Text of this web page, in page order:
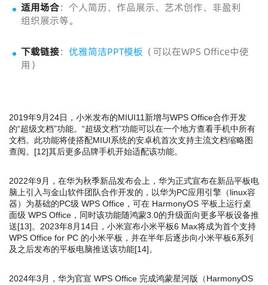
适用场合：个人简历、作品展示、艺术创作、非盈利
组织展示等。
下载链接： 优雅简洁PPT模板 （可以在WPS Office中使
用）
2019年9月24日，小米发布的MIUI11新增与WPS Office合作开发
的“超级文档”功能。“超级文档”功能可以在一个地方查看手机中所有
文档。此功能将使搭配MIUI系统的安卓机首次支持主流文档缩略图
查阅。 [12]其后更多品牌手机开始适配该功能。
2022年9月，在华为秋季新品发布会上，华为正式宣布在新品平板电
脑上引入与金山软件团队合作开发的，以华为PC应用引擎（linux容
器）为基础的PC级 WPS Office，可在 HarmonyOS 平板上运行桌
面级 WPS Office，同时该功能随鸿蒙3.0的升级面向更多平板设备推
送[13]。2023年8月14日，小米宣布小米平板6 Max将成为首个支持
WPS Office for PC 的小米平板，并在半年后逐步向小米平板6系列
及之后发布的平板电脑推送该功能[14]。
2024年3月，华为官宣 WPS Office 完成鸿蒙星河版（HarmonyOS